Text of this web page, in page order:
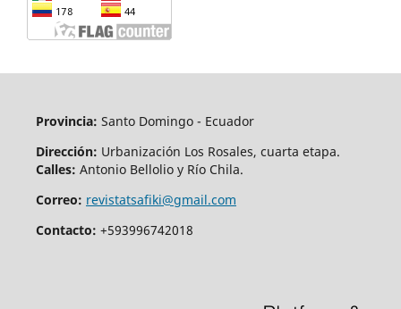
Provincia: Santo Domingo - Ecuador
Dirección: Urbanización Los Rosales, cuarta etapa.
Calles: Antonio Bellolio y Río Chila.
Correo: revistatsafiki@gmail.com
Contacto: +593996742018